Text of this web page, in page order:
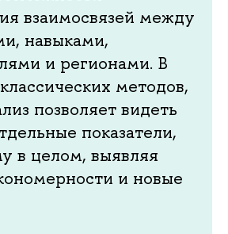
взаимосвязей между
навыками,
и регионами. В
методов,
позволяет видеть
показатели,
в целом, выявляя
и новые